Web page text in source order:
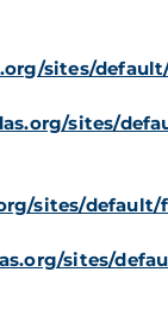
sites/
sites/
sites/default/
sites/